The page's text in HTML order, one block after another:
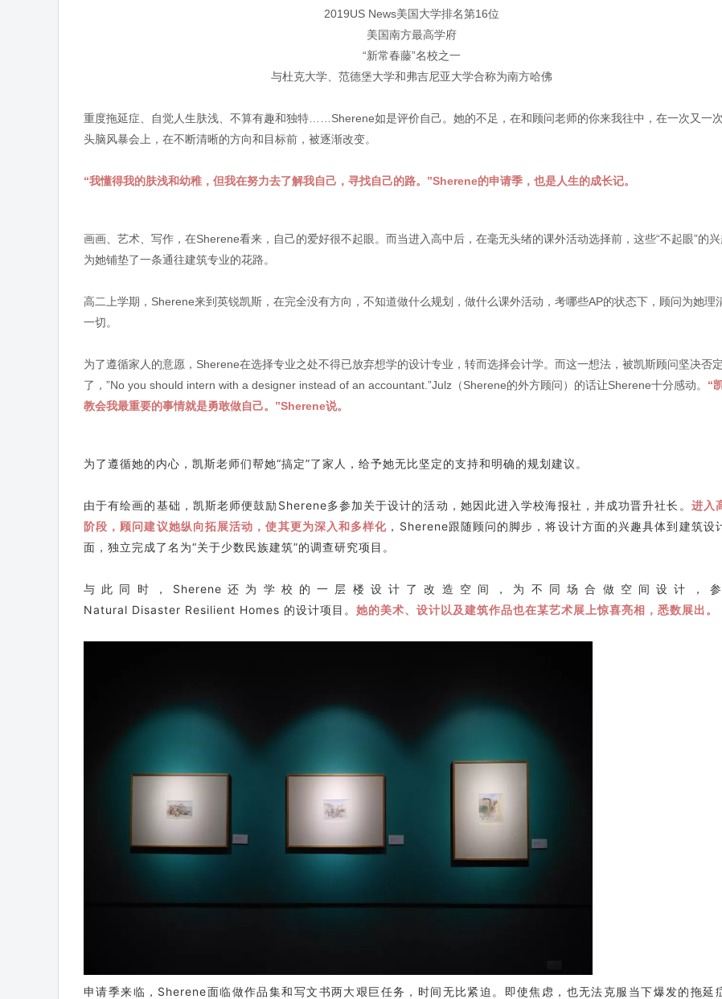
2019US News美国大学排名第16位
美国南方最高学府
“新常春藤”名校之一
与杜克大学、范德堡大学和弗吉尼亚大学合称为南方哈佛
重度拖延症、自觉人生肤浅、不算有趣和独特……Sherene如是评价自己。她的不足，在和顾问老师的你来我往中，在一次又一
头脑风暴会上，在不断清晰的方向和目标前，被逐渐改变。
“我懂得我的肤浅和幼稚，但我在努力去了解我自己，寻找自己的路。”Sherene的申请季，也是人生的成长记。
画画、艺术、写作，在Sherene看来，自己的爱好很不起眼。而当进入高中后，在毫无头绪的课外活动选择前，这些“不起眼”的兴
为她铺垫了一条通往建筑专业的花路。
高二上学期，Sherene来到英锐凯斯，在完全没有方向，不知道做什么规划，做什么课外活动，考哪些AP的状态下，顾问为她理
一切。
为了遵循家人的意愿，Sherene在选择专业之处不得已放弃想学的设计专业，转而选择会计学。而这一想法，被凯斯顾问坚决否定
了，”No you should intern with a designer instead of an accountant.”Julz（Sherene的外方顾问）的话让Sherene十分感动。 “
教会我最重要的事情就是勇敢做自己。”Sherene说。
为了遵循她的内心，凯斯老师们帮她“搞定”了家人，给予她无比坚定的支持和明确的规划建议。
由于有绘画的基础，凯斯老师便鼓励Sherene多参加关于设计的活动，她因此进入学校海报社，并成功晋升社长。 进入
阶段，顾问建议她纵向拓展活动，使其更为深入和多样化 ，Sherene跟随顾问的脚步，将设计方面的兴趣具体到建筑设
面，独立完成了名为“关于少数民族建筑”的调查研究项目。
与此同时，Sherene还为学校的一层楼设计了改造空间，为不同场合做空间设计，
Natural Disaster Resilient Homes 的设计项目。 她的美术、设计以及建筑作品也在某艺术展上惊喜亮相，悉数展出。
申请季来临，Sherene面临做作品集和写文书两大艰巨任务，时间无比紧迫。即使焦虑，也无法克服当下爆发的拖延